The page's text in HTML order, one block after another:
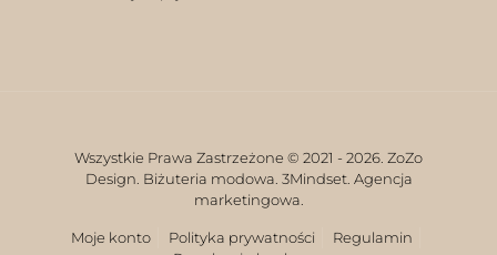
Wszystkie Prawa Zastrzeżone © 2021 - 2026. ZoZo
Design. Biżuteria modowa. 3Mindset. Agencja
marketingowa.
Moje konto Polityka prywatności
Regulamin